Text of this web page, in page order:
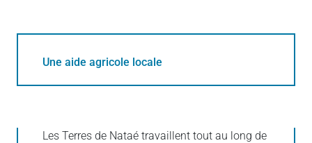
Une aide agricole locale
Les Terres de Nataé travaillent tout au long de